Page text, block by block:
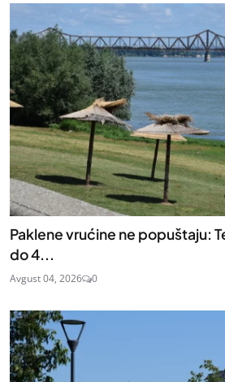
Paklene vrućine ne popuštaju:
do 4...
Avgust 04, 2026 0